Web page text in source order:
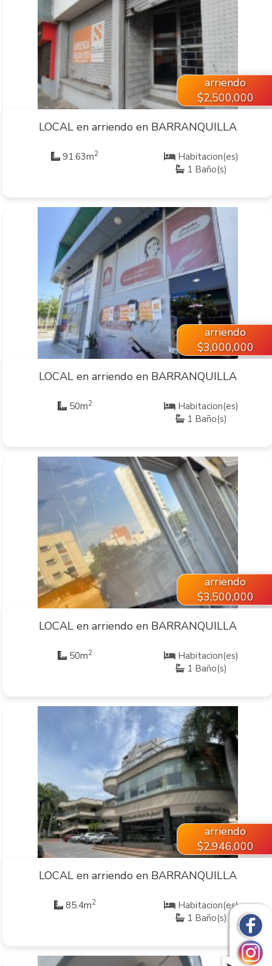
VER INMUEBLE
arriendo
$2,500,000
LOCAL en arriendo en BARRANQUILLA
91.63m2
Habitacion(es)
1 Baño(s)
VER INMUEBLE
arriendo
$3,000,000
LOCAL en arriendo en BARRANQUILLA
50m2
Habitacion(es)
1 Baño(s)
VER INMUEBLE
arriendo
$3,500,000
LOCAL en arriendo en BARRANQUILLA
50m2
Habitacion(es)
1 Baño(s)
VER INMUEBLE
arriendo
$2,946,000
LOCAL en arriendo en BARRANQUILLA
85.4m2
Habitacion(es)
1 Baño(s)